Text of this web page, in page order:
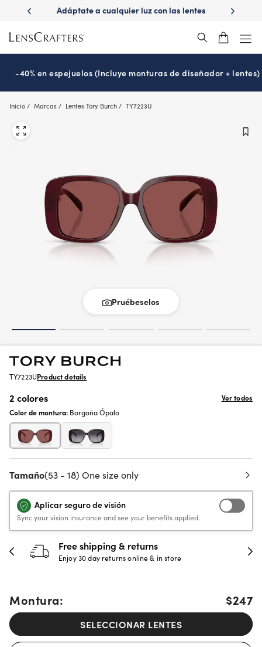
main
content
con
Adáptate a cualquier luz con las lentes
¿Es
-40% en espejuelos (Incluye monturas de diseñador + lentes)
Inicio Marcas Lentes Tory Burch TY7223U
Pruébeselos
TY7223UProduct details
2 colores
Ver todos
Color de montura: Borgoña Ópalo
Tamaño(53 - 18) One size only
Aplicar seguro de visión
Sync your vision insurance and see your benefits applied.
Free shipping & returns
Enjoy 30 day returns online & in store
Montura: $247
SELECCIONAR LENTES